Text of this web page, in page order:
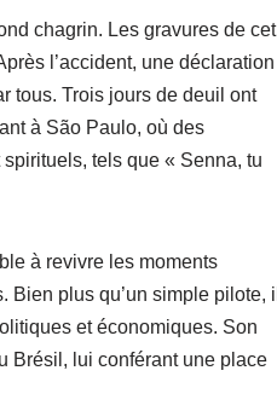
chagrin. Les gravures de cet
l’accident, une déclaration
tous. Trois jours de deuil ont
à São Paulo, où des
tels que « Senna, tu
à revivre les moments
plus qu’un simple pilote, il
et économiques. Son
Brésil, lui conférant une place